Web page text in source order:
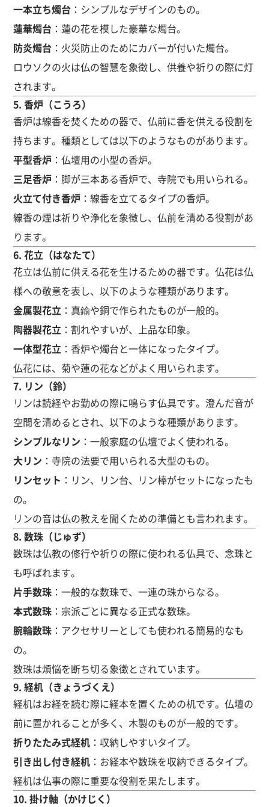
一本立ち燭台 ：シンプルなデザインのもの。
蓮華燭台 ：蓮の花を模した豪華な燭台。
防炎燭台 ：火災防止のためにカバーが付いた燭台。
ロウソクの火は仏の智慧を象徴し、供養や祈りの際に灯
されます。
5.香炉（こうろ）
香炉は線香を焚くための器で、仏前に香を供える役割を
持ちます。種類としては以下のようなものがあります。
平型香炉 ：仏壇用の小型の香炉。
三足香炉 ：脚が三本ある香炉で、寺院でも用いられる。
火立て付き香炉 ：線香を立てるタイプの香炉。
線香の煙は祈りや浄化を象徴し、仏前を清める役割があ
ります。
6.花立（はなたて）
花立は仏前に供える花を生けるための器です。仏花は仏
様への敬意を表し、以下のような種類があります。
金属製花立 ：真鍮や銅で作られたものが一般的。
陶器製花立 ：割れやすいが、上品な印象。
一体型花立 ：香炉や燭台と一体になったタイプ。
仏花には、菊や蓮の花などがよく用いられます。
7. リン（鈴）
リンは読経やお勤めの際に鳴らす仏具です。澄んだ音が
空間を清めるとされ、以下のような種類があります。
シンプルなリン ：一般家庭の仏壇でよく使われる。
大リン ：寺院の法要で用いられる大型のもの。
リンセット ：リン、リン台、リン棒がセットになったも
の。
リンの音は仏の教えを聞くための準備とも言われます。
8.数珠（じゅず）
数珠は仏教の修行や祈りの際に使われる仏具で、念珠と
も呼ばれます。
片手数珠 ：一般的な数珠で、一連の珠からなる。
本式数珠 ：宗派ごとに異なる正式な数珠。
腕輪数珠 ：アクセサリーとしても使われる簡易的なも
の。
数珠は煩悩を断ち切る象徴とされています。
9.経机（きょうづくえ）
経机はお経を読む際に経本を置くための机です。仏壇の
前に置かれることが多く、木製のものが一般的です。
折りたたみ式経机 ：収納しやすいタイプ。
引き出し付き経机 ：お経本や数珠を収納できるタイプ。
経机は仏事の際に重要な役割を果たします。
10.掛け軸（かけじく）